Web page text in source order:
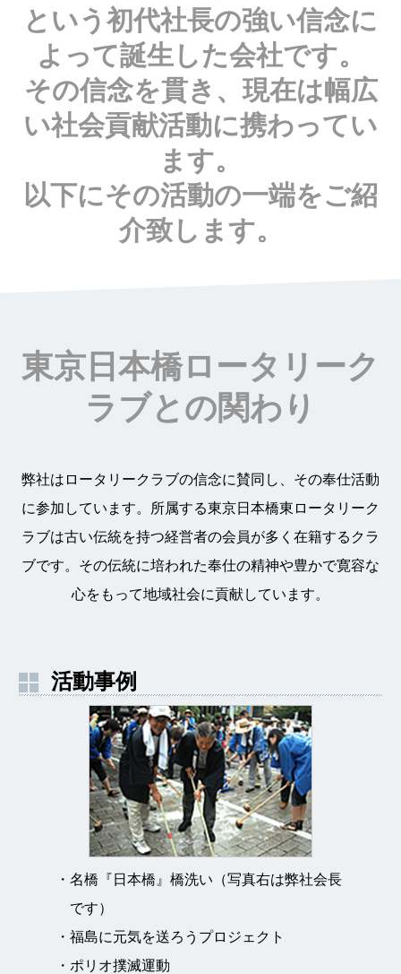
という初代社長の強い信念に
よって誕生した会社です。
その信念を貫き、現在は幅広
い社会貢献活動に携わってい
ます。
以下にその活動の一端をご紹
介致します。
東京日本橋ロータリーク
ラブとの関わり
弊社はロータリークラブの信念に賛同し、その奉仕活動
に参加しています。所属する東京日本橋東ロータリーク
ラブは古い伝統を持つ経営者の会員が多く在籍するクラ
ブです。その伝統に培われた奉仕の精神や豊かで寛容な
心をもって地域社会に貢献しています。
活動事例
・名橋『日本橋』橋洗い（写真右は弊社会長
です）
・福島に元気を送ろうプロジェクト
・ポリオ撲滅運動